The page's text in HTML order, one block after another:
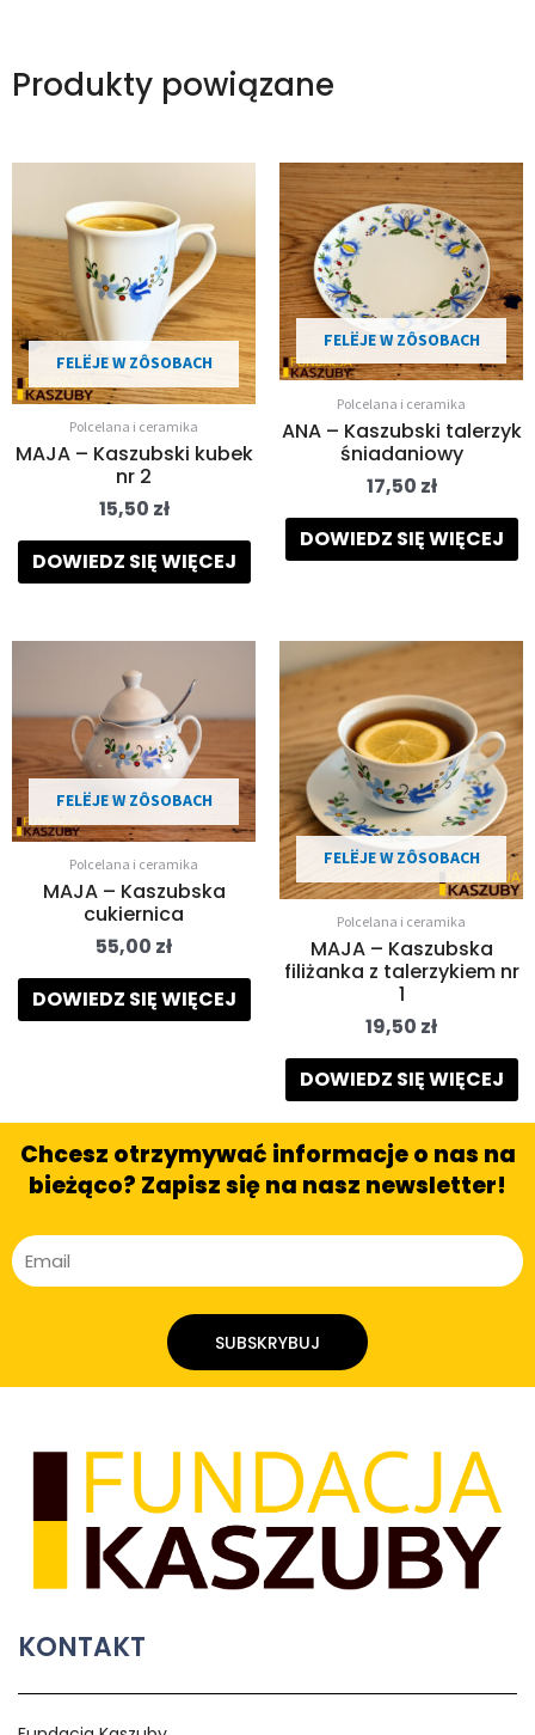
Produkty powiązane
FELËJE W ZÔSOBACH
Polcelana i ceramika
MAJA – Kaszubski kubek
nr 2
15,50 zł
DOWIEDZ SIĘ WIĘCEJ
FELËJE W ZÔSOBACH
Polcelana i ceramika
ANA – Kaszubski talerzyk
śniadaniowy
17,50 zł
DOWIEDZ SIĘ WIĘCEJ
FELËJE W ZÔSOBACH
Polcelana i ceramika
MAJA – Kaszubska
cukiernica
55,00 zł
DOWIEDZ SIĘ WIĘCEJ
FELËJE W ZÔSOBACH
Polcelana i ceramika
MAJA – Kaszubska
filiżanka z talerzykiem nr
1
19,50 zł
DOWIEDZ SIĘ WIĘCEJ
Chcesz otrzymywać informacje o nas na
bieżąco? Zapisz się na nasz newsletter!
SUBSKRYBUJ
KONTAKT